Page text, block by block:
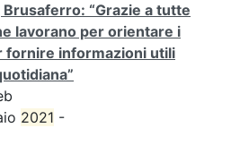
“Grazie a tutte
lavorano per orientare i
fornire informazioni utili
2021 -